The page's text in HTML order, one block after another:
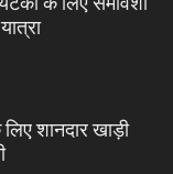
शानदार खाड़ी